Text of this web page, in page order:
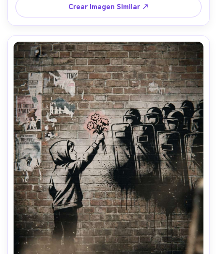
desgarrado, espacio para leyenda irónica minimalista,
composición de espacio negativo audaz, ambiente
poderoso y esperanzador, diseño mural de obra maestra,
lente de 85 mm, poca profundidad de campo, iluminación
suave cinematográfica --ar 4:5
Crear Imagen Similar ↗